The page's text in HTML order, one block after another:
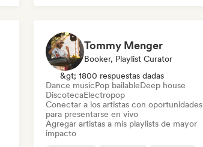
Tommy Menger
Booker, Playlist Curator
&gt; 1800 respuestas dadas
Dance musicPop bailableDeep house
DiscotecaElectropop
Conectar a los artistas con oportunidades
para presentarse en vivo
Agregar artistas a mis playlists de mayor
impacto